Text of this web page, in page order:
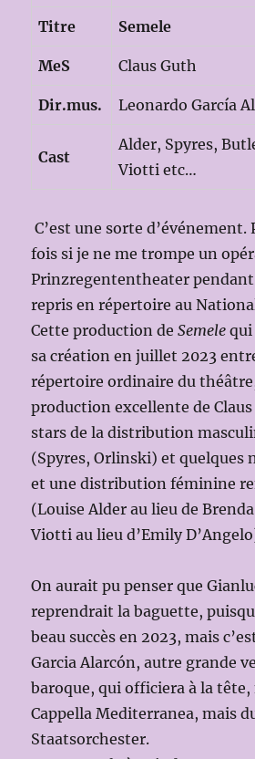
Titre Semele
MeS Claus Guth
Dir.mus. Leonardo García
Cast
Alder, Spyres,
Viotti etc…
C’est une sorte d’événement.
fois si je ne me trompe un
Prinzregententheater
repris en répertoire au
Cette production deSemele
sa création en juillet 2023
répertoire ordinaire du
production excellente de
stars de la distribution
(Spyres, Orlinski) et quelques
et une distribution féminine
(Louise Alder au lieu de
Viotti au lieu d’Emily
On aurait pu penser que
reprendrait la baguette,
beau succès en 2023, mais
Garcia Alarcón, autre grande
baroque, qui officiera à la tête,
Cappella Mediterranea, mais
Staatsorchester.